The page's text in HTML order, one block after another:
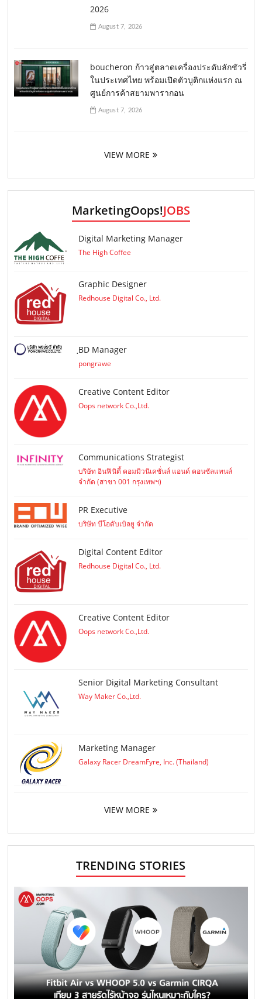
2026
August 7, 2026
boucheron ก้าวสู่ตลาดเครื่องประดับลักชัวรี่
ในประเทศไทย พร้อมเปิดตัวบูติกแห่งแรก ณ
ศูนย์การค้าสยามพารากอน
August 7, 2026
VIEW MORE
MarketingOops!JOBS
Digital Marketing Manager
The High Coffee
Graphic Designer
Redhouse Digital Co., Ltd.
ฺBD Manager
pongrawe
Creative Content Editor
Oops network Co.,Ltd.
Communications Strategist
บริษัท อินฟินิตี้ คอมมิวนิเคชั่นส์ แอนด์ คอนซัลแทนส์
จำกัด (สาขา 001 กรุงเทพฯ)
PR Executive
บริษัท บีโอดับเบิลยู จำกัด
Digital Content Editor
Redhouse Digital Co., Ltd.
Creative Content Editor
Oops network Co.,Ltd.
Senior Digital Marketing Consultant
Way Maker Co.,Ltd.
Marketing Manager
Galaxy Racer DreamFyre, Inc. (Thailand)
VIEW MORE
TRENDING STORIES